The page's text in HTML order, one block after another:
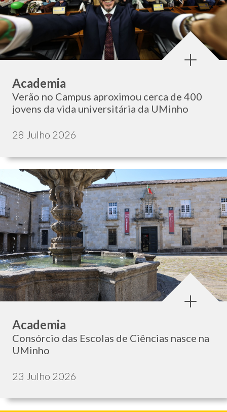
Categoria:
Academia
Verão no Campus aproximou cerca de 400
jovens da vida universitária da UMinho
Data de publicação:
28 Julho 2026
Categoria:
Academia
Consórcio das Escolas de Ciências nasce na
UMinho
Data de publicação:
23 Julho 2026